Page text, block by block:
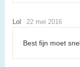
Lol 22 mei 2016
Best fijn moet